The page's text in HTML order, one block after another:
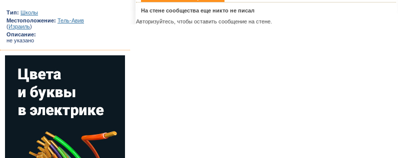
На стене сообщества еще никто не писал
Авторизуйтесь, чтобы оставить сообщение на стене.
Тип: Школы
Местоположение: Тель-Авив
(Израиль)
Описание:
не указано